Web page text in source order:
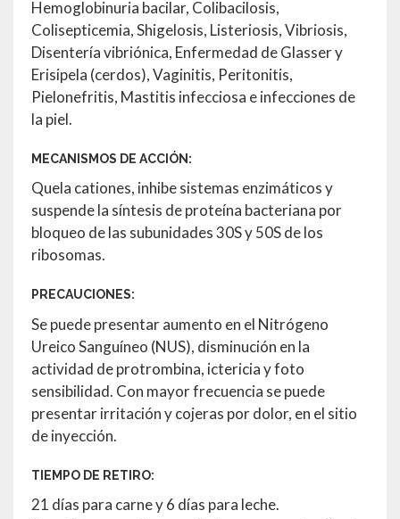
Hemoglobinuria bacilar, Colibacilosis,
Colisepticemia, Shigelosis, Listeriosis, Vibriosis,
Disentería vibriónica, Enfermedad de Glasser y
Erisipela (cerdos), Vaginitis, Peritonitis,
Pielonefritis, Mastitis infecciosa e infecciones de
la piel.
MECANISMOS DE ACCIÓN:
Quela cationes, inhibe sistemas enzimáticos y
suspende la síntesis de proteína bacteriana por
bloqueo de las subunidades 30S y 50S de los
ribosomas.
PRECAUCIONES:
Se puede presentar aumento en el Nitrógeno
Ureico Sanguíneo (NUS), disminución en la
actividad de protrombina, ictericia y foto
sensibilidad. Con mayor frecuencia se puede
presentar irritación y cojeras por dolor, en el sitio
de inyección.
TIEMPO DE RETIRO:
21 días para carne y 6 días para leche.